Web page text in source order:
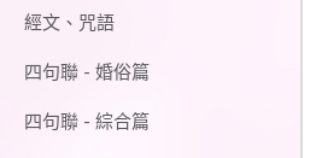
經文、咒語
四句聯 - 婚俗篇
四句聯 - 綜合篇